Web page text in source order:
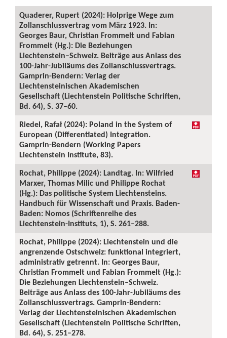
Quaderer, Rupert (2024): Holprige Wege zum
Zollanschlussvertrag vom März 1923. In:
Georges Baur, Christian Frommelt und Fabian
Frommelt (Hg.): Die Beziehungen
Liechtenstein–Schweiz. Beiträge aus Anlass des
100-Jahr-Jubiläums des Zollanschlussvertrags.
Gamprin-Bendern: Verlag der
Liechtensteinischen Akademischen
Gesellschaft (Liechtenstein Politische Schriften,
Bd. 64), S. 37–60.
Riedel, Rafał (2024): Poland in the System of
European (Differentiated) Integration.
Gamprin-Bendern (Working Papers
Liechtenstein Institute, 83).
Rochat, Philippe (2024): Landtag. In: Wilfried
Marxer, Thomas Milic und Philippe Rochat
(Hg.): Das politische System Liechtensteins.
Handbuch für Wissenschaft und Praxis. Baden-
Baden: Nomos (Schriftenreihe des
Liechtenstein-Instituts, 1), S. 261–288.
Rochat, Philippe (2024): Liechtenstein und die
angrenzende Ostschweiz: funktional integriert,
administrativ getrennt. In: Georges Baur,
Christian Frommelt und Fabian Frommelt (Hg.):
Die Beziehungen Liechtenstein–Schweiz.
Beiträge aus Anlass des 100-Jahr-Jubiläums des
Zollanschlussvertrags. Gamprin-Bendern:
Verlag der Liechtensteinischen Akademischen
Gesellschaft (Liechtenstein Politische Schriften,
Bd. 64), S. 251–278.